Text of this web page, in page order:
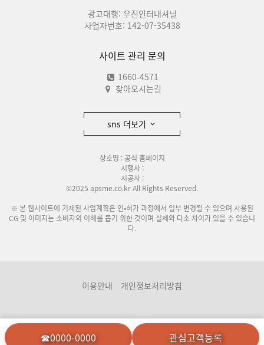
광고대행: 우진인터내셔널
사업자번호: 142-07-35438
사이트 관리 문의
1660-4571
찾아오시는길
sns 더보기
상호명 : 공식 홈페이지
시행사 :
시공사 :
©2025 apsme.co.kr All Rights Reserved.
※ 본 웹사이트에 기재된 사업계획은 인•허가 과정에서 일부 변경될 수 있으며 사용된
CG 및 이미지는 소비자의 이해를 돕기 위한 것이며 실제와 다소 차이가 있을 수 있습니
다.
이용안내 개인정보처리방침
☎0000-0000 관심고객등록
분양관련사이트